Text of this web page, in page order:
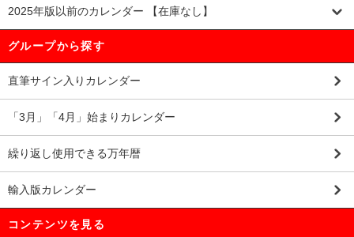
2025年版以前のカレンダー 【在庫なし】
グループから探す
直筆サイン入りカレンダー
「3月」「4月」始まりカレンダー
繰り返し使用できる万年暦
輸入版カレンダー
コンテンツを見る